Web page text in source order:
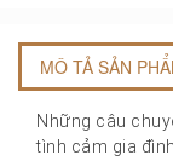
MÔ TẢ SẢN
Những câu
tình cảm gia